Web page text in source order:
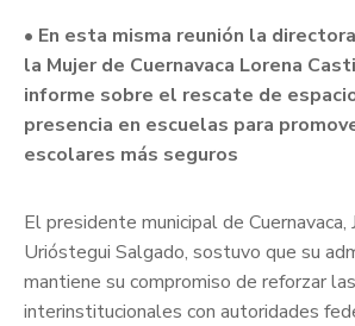
• En esta misma reunión la
la Mujer de Cuernavaca Lorena
informe sobre el rescate de
presencia en escuelas para
escolares más seguros
El presidente municipal de Cuernavaca,
Urióstegui Salgado, sostuvo que su
mantiene su compromiso de reforzar
interinstitucionales con autoridades